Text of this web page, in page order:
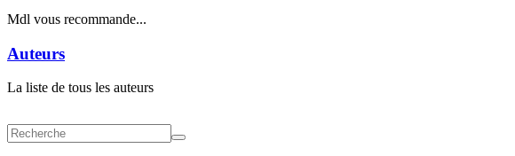
Mdl vous recommande...
Auteurs
La liste de tous les auteurs